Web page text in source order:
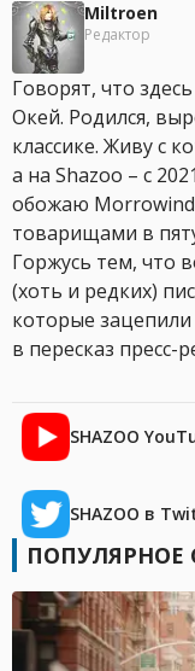
Miltroen
Редактор
Говорят, что
Окей. Родился,
классике. Живу с
а на Shazoo – с
обожаю Morrowind
товарищами в
Горжусь тем, что
(хоть и редких)
которые
в пересказ пресс-
SHAZOO
SHAZOO в
ПОПУЛЯРНОЕ